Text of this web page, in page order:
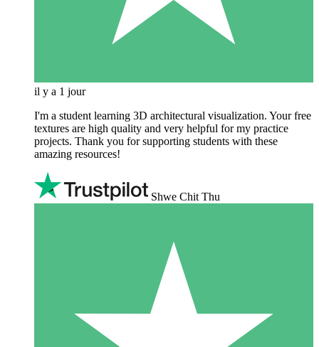
il y a 1 jour
I'm a student learning 3D architectural visualization. Your free
textures are high quality and very helpful for my practice
projects. Thank you for supporting students with these
amazing resources!
Shwe Chit Thu